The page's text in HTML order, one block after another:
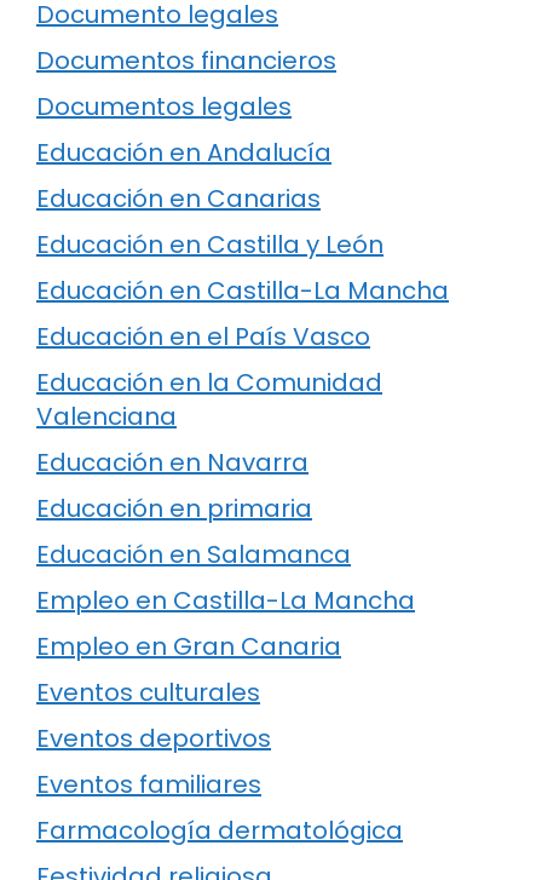
Documento legales
Documentos financieros
Documentos legales
Educación en Andalucía
Educación en Canarias
Educación en Castilla y León
Educación en Castilla-La Mancha
Educación en el País Vasco
Educación en la Comunidad
Valenciana
Educación en Navarra
Educación en primaria
Educación en Salamanca
Empleo en Castilla-La Mancha
Empleo en Gran Canaria
Eventos culturales
Eventos deportivos
Eventos familiares
Farmacología dermatológica